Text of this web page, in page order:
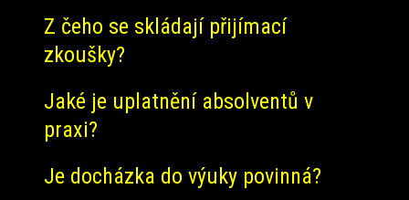
Z čeho se skládají přijímací
zkoušky?
Jaké je uplatnění absolventů v
praxi?
Je docházka do výuky povinná?